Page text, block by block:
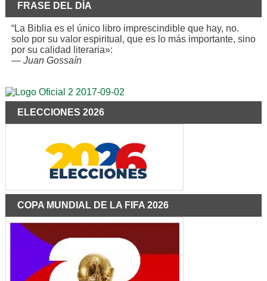
FRASE DEL DÍA
“La Biblia es el único libro imprescindible que hay, no.
solo por su valor espiritual, que es lo más importante, sino
por su calidad literaria»:
— Juan Gossaín
ELECCIONES 2026
COPA MUNDIAL DE LA FIFA 2026